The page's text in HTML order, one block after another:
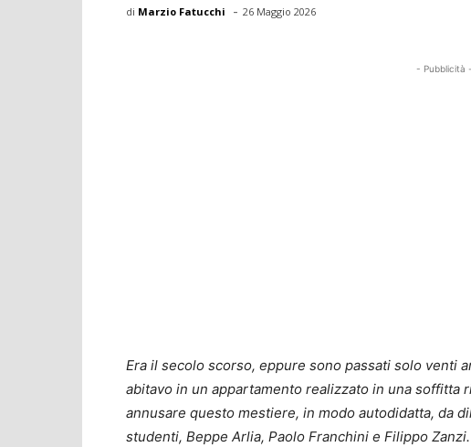
di Marzio Fatucchi - 26 Maggio 2026
- Pubblicità -
Era il secolo scorso, eppure sono passati solo venti
abitavo in un appartamento realizzato in una soffitta
annusare questo mestiere, in modo autodidatta, da
studenti, Beppe Arlia, Paolo Franchini e Filippo